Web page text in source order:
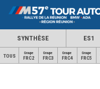
SYNTHÈSE ES1
TOUS
Groupe
FRC2
Groupe
FRC3
Groupe
FRC4
Groupe
FRC5